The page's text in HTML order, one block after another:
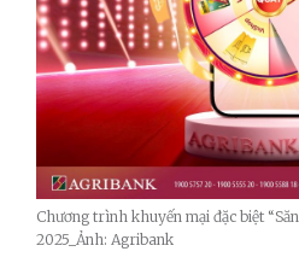
Chương trình khuyến mại đặc biệt
2025_Ảnh: Agribank